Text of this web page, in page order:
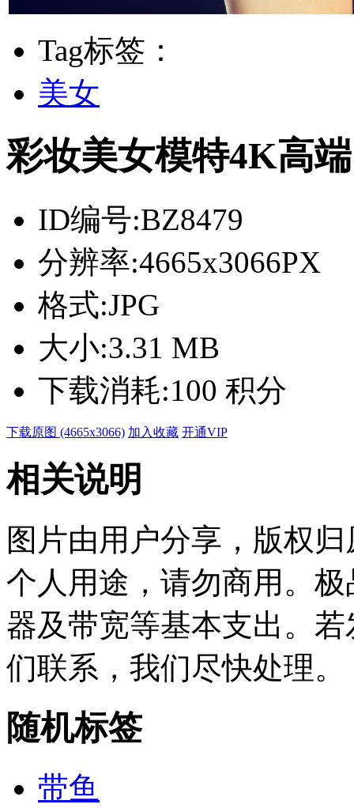
Tag标签：
美女
彩妆美女模特4K高
ID编号:BZ8479
分辨率:4665x3066PX
格式:JPG
大小:3.31 MB
下载消耗:100 积分
下载原图 (4665x3066) 加入收藏 开通VIP
相关说明
图片由用户分享，版权
个人用途，请勿商用。
器及带宽等基本支出。
们联系，我们尽快处理。
随机标签
带鱼